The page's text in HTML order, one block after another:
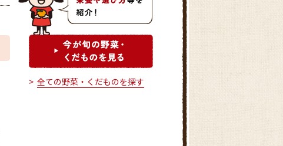
全ての野菜・くだものを探す